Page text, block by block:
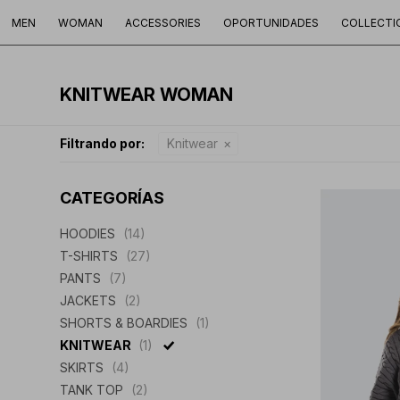
MEN WOMAN ACCESSORIES OPORTUNIDADES
KNITWEAR WOMAN
Filtrando por: Knitwear
CATEGORÍAS
HOODIES
(14)
T-SHIRTS
(27)
PANTS
(7)
JACKETS
(2)
SHORTS & BOARDIES
(1)
KNITWEAR
(1)
SKIRTS
(4)
TANK TOP
(2)